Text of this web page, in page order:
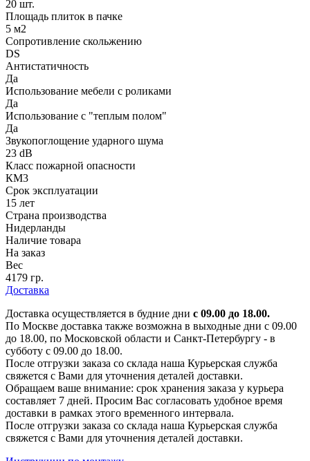
20 шт.
Площадь плиток в пачке
5 м2
Сопротивление скольжению
DS
Антистатичность
Да
Использование мебели с роликами
Да
Использование с "теплым полом"
Да
Звукопоглощение ударного шума
23 dB
Класс пожарной опасности
КМ3
Срок эксплуатации
15 лет
Страна производства
Нидерланды
Наличие товара
На заказ
Вес
4179 гр.
Доставка
Доставка осуществляется в будние дни с 09.00 до 18.00.
По Москве доставка также возможна в выходные дни с 09.00
до 18.00, по Московской области и Санкт-Петербургу - в
субботу с 09.00 до 18.00.
После отгрузки заказа со склада наша Курьерская служба
свяжется с Вами для уточнения деталей доставки.
Обращаем ваше внимание: срок хранения заказа у курьера
составляет 7 дней. Просим Вас согласовать удобное время
доставки в рамках этого временного интервала.
После отгрузки заказа со склада наша Курьерская служба
свяжется с Вами для уточнения деталей доставки.